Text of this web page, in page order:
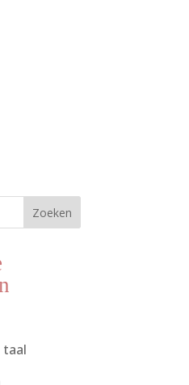
Zoeken
taal